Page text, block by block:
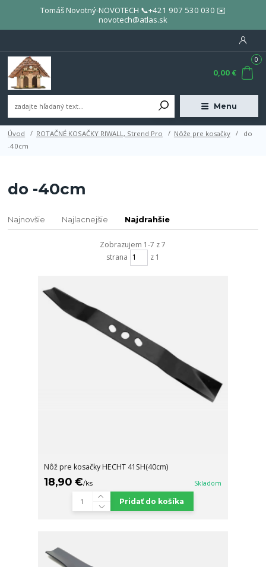
Tomáš Novotný-NOVOTECH 📞+421 907 530 030 ✉️
novotech@atlas.sk
Menu
0
0,00 €
Úvod ROTAČNÉ KOSAČKY RIWALL, Strend Pro Nôže pre kosačky
do
-40cm
do -40cm
Najnovšie Najlacnejšie Najdrahšie
Zobrazujem 1-7 z 7
strana
z 1
Nôž pre kosačky HECHT 41SH(40cm)
18,90 €/ks Skladom
Pridať do košíka